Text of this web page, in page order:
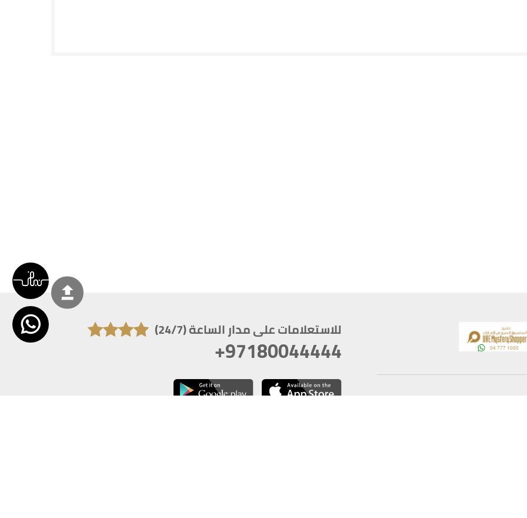
للاستعلامات على مدار الساعة (24/7)
+97180044444